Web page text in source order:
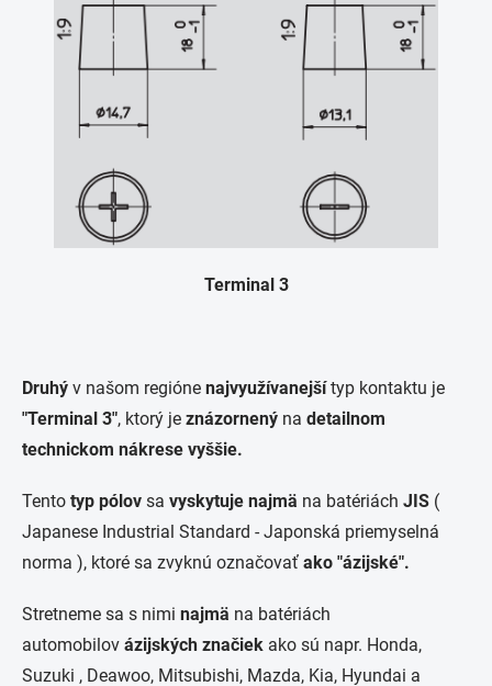
Terminal 3
Druhý v našom regióne najvyužívanejšítyp kontaktu je
"Terminal 3", ktorý je znázornený na detailnom
technickom nákrese vyššie.
Tento typ pólov sa vyskytuje najmä na batériách JIS (
Japanese Industrial Standard - Japonská priemyselná
norma ), ktoré sa zvyknú označovať ako "ázijské".
Stretneme sa s nimi najmä na batériách
automobilov ázijských značiek ako sú napr. Honda,
Suzuki , Deawoo, Mitsubishi, Mazda, Kia, Hyundai a